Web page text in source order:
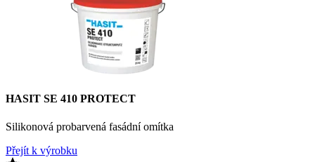
HASIT SE 410 PROTECT
Silikonová probarvená fasádní omítka
Přejít k výrobku